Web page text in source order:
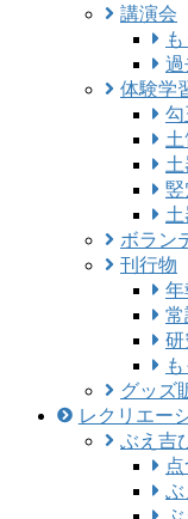
講演会
過
体験学
勾
土
土
竪
ボラン
刊行物
年
常
研
グッズ
レクリエー
ぶえ吉
ぶ